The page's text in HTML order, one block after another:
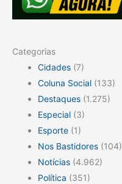
Categorias
Cidades (7)
Coluna Social (133)
Destaques (1.275)
Especial (3)
Esporte (1)
Nos Bastidores (104)
Notícias (4.962)
Política (351)